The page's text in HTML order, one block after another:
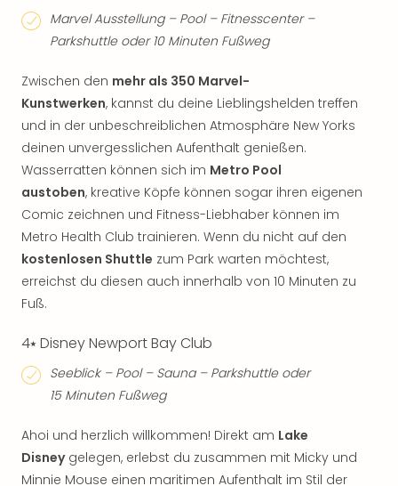
Marvel Ausstellung – Pool – Fitnesscenter –
Parkshuttle oder 10 Minuten Fußweg
Zwischen den mehr als 350 Marvel-
Kunstwerken, kannst du deine Lieblingshelden treffen
und in der unbeschreiblichen Atmosphäre New Yorks
deinen unvergesslichen Aufenthalt genießen.
Wasserratten können sich im Metro Pool
austoben, kreative Köpfe können sogar ihren eigenen
Comic zeichnen und Fitness-Liebhaber können im
Metro Health Club trainieren. Wenn du nicht auf den
kostenlosen Shuttle zum Park warten möchtest,
erreichst du diesen auch innerhalb von 10 Minuten zu
Fuß.
4⭑ Disney Newport Bay Club
Seeblick – Pool – Sauna – Parkshuttle oder
15 Minuten Fußweg
Ahoi und herzlich willkommen! Direkt am Lake
Disneygelegen, erlebst du zusammen mit Micky und
Minnie Mouse einen maritimen Aufenthalt im Stil der